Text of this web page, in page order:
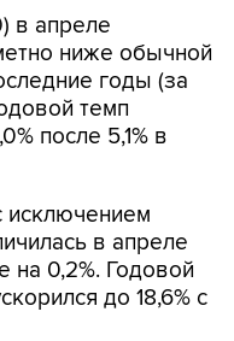
годы (за
темп
после 5,1% в
0,2%. Годовой
до 18,6% с
денежный